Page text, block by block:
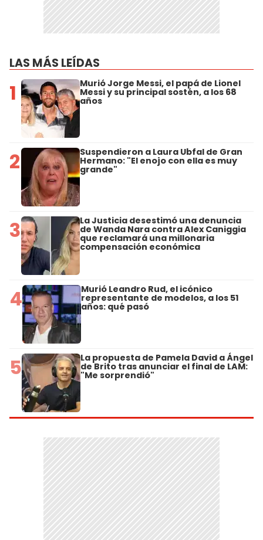
LAS MÁS LEÍDAS
1 Murió Jorge Messi, el papá de Lionel
Messi y su principal sostén, a los 68
años
2 Suspendieron a Laura Ubfal de Gran
Hermano: "El enojo con ella es muy
grande"
3 La Justicia desestimó una denuncia
de Wanda Nara contra Alex Caniggia
que reclamará una millonaria
compensación económica
4 Murió Leandro Rud, el icónico
representante de modelos, a los 51
años: qué pasó
5 La propuesta de Pamela David a Ángel
de Brito tras anunciar el final de LAM:
"Me sorprendió"